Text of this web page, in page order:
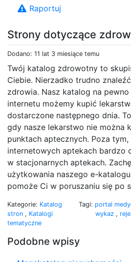
Strony dotyczące
Dodano: 11 lat 3 miesiące temu
Twój katalog zdrowotny to
Ciebie. Nierzadko trudno
zdrowia. Nasz katalog na
internetu możemy kupić
dostarczone następnego dnia.
gdy nasze lekarstwo nie można
punktach aptecznych. Poza
internetowych aptekach bardzo
w stacjonarnych aptekach.
użytkowania naszego e-
pomoże Ci w poruszaniu się po
Kategorie: Katalog
stron , Katalogi
tematyczne
Tagi: portal
wykaz ,
Podobne wpisy
Raportuj